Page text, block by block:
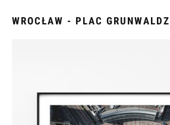
WROCŁAW - PLAC